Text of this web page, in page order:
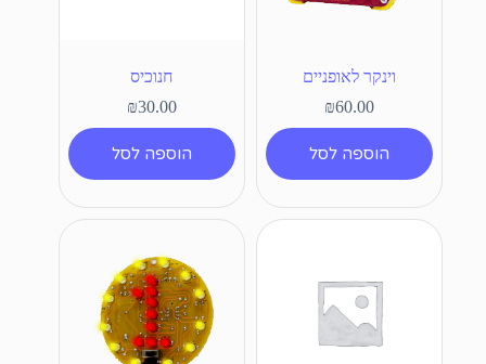
וינקר לאופניים
₪60.00
הוספה לסל
חנוכיס
₪30.00
הוספה לסל